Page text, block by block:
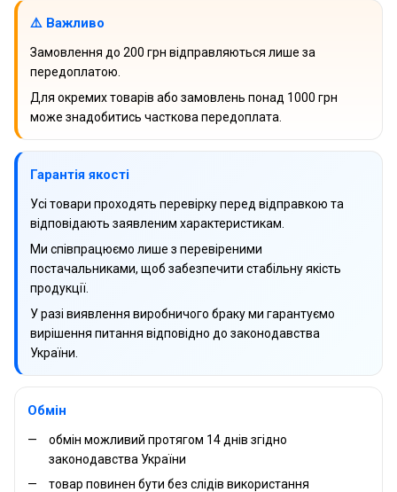
⚠️ Важливо
Замовлення до 200 грн відправляються лише за
передоплатою.
Для окремих товарів або замовлень понад 1000 грн
може знадобитись часткова передоплата.
Гарантія якості
Усі товари проходять перевірку перед відправкою та
відповідають заявленим характеристикам.
Ми співпрацюємо лише з перевіреними
постачальниками, щоб забезпечити стабільну якість
продукції.
У разі виявлення виробничого браку ми гарантуємо
вирішення питання відповідно до законодавства
України.
Обмін
обмін можливий протягом 14 днів згідно
законодавства України
товар повинен бути без слідів використання